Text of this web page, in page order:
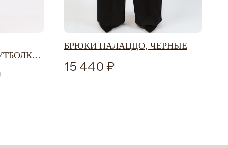
БРЮКИ ПАЛАЦЦО, ЧЕРНЫЕ
15 440
УЗНАЙТЕ ПЕРВЫМИ
О НОВИНКАХ И СКИДКАХ